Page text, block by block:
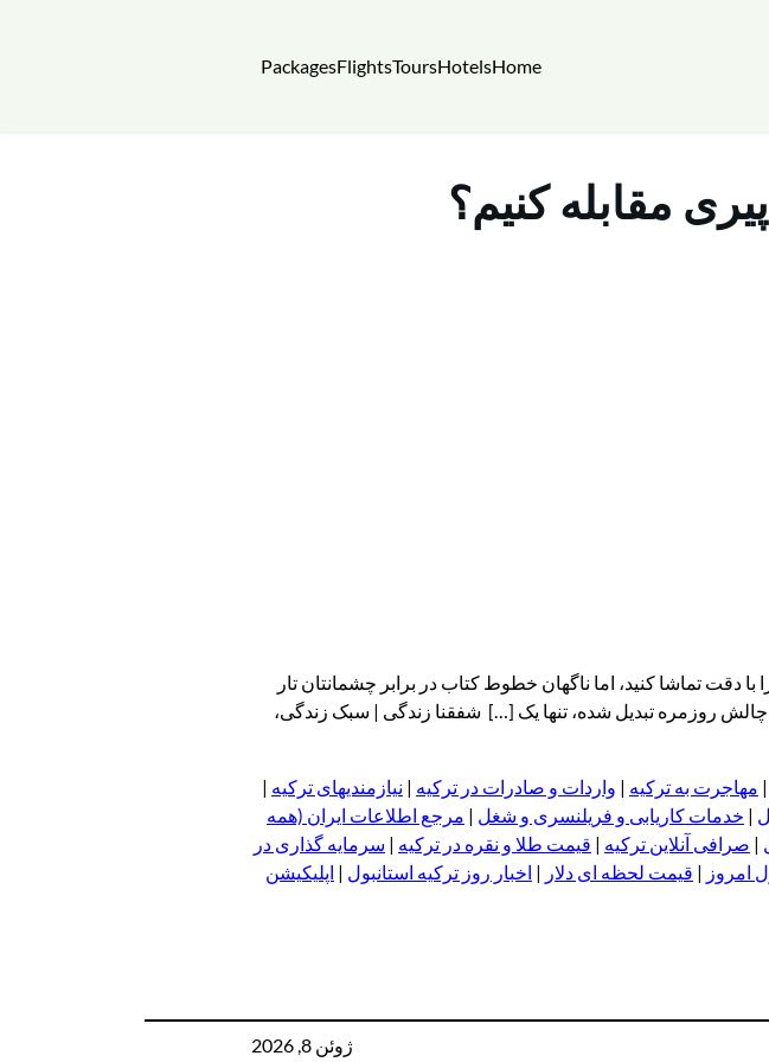
Home
Hotels
Tours
Flights
Packages
مقابله کنیم؟
دقت تماشا کنید، اما ناگهان خطوط کتاب در برابر چشمانتان تار
روزمره تبدیل شده، تنها یک […] شفقنا زندگی | سبک زندگی،
| مهاجرت به ترکیه | واردات و صادرات در ترکیه | نیازمندیهای ترکیه |
| خدمات کاریابی و فریلنسری و شغل | مرجع اطلاعات ایران (همه
| صرافی آنلاین ترکیه | قیمت طلا و نقره در ترکیه | سرمایه گذاری در
امروز | قیمت لحظه ای دلار | اخبار روز ترکیه استانبول | اپلیکیشن
ژوئن 8, 2026